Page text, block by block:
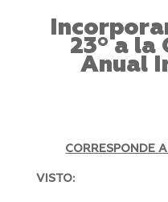
23º a la
Anual
CORRESPONDE
VISTO: